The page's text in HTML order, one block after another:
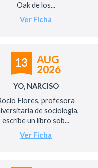
Oak de los...
Ver Ficha
13
AUG
2026
YO, NARCISO
Flores, profesora
de sociología,
escribe un libro sob...
Ver Ficha